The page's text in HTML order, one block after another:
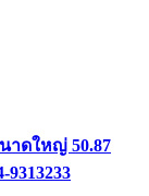
าดใหญ่ 50.87